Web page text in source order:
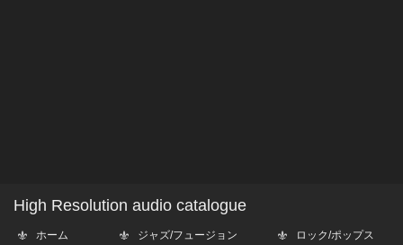
High Resolution audio catalogue
ホーム
ジャズ/フュージョン
ロック/ポップス